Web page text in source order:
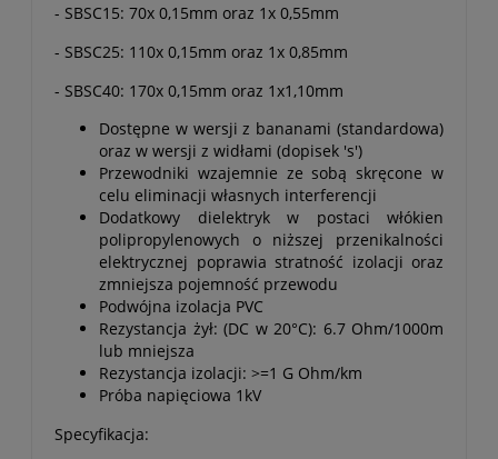
- SBSC15: 70x 0,15mm oraz 1x 0,55mm
- SBSC25: 110x 0,15mm oraz 1x 0,85mm
- SBSC40: 170x 0,15mm oraz 1x1,10mm
Dostępne w wersji z bananami (standardowa)
oraz w wersji z widłami (dopisek 's')
Przewodniki wzajemnie ze sobą skręcone w
celu eliminacji własnych interferencji
Dodatkowy dielektryk w postaci włókien
polipropylenowych o niższej przenikalności
elektrycznej poprawia stratność izolacji oraz
zmniejsza pojemność przewodu
Podwójna izolacja PVC
Rezystancja żył: (DC w 20°C): 6.7 Ohm/1000m
lub mniejsza
Rezystancja izolacji: >=1 G Ohm/km
Próba napięciowa 1kV
Specyfikacja: